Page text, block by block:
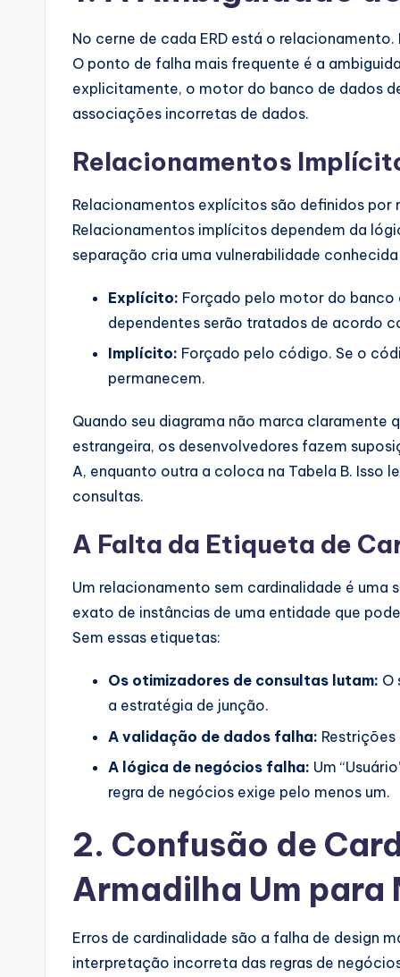
si
No cerne de cada ERD está o
O ponto de falha mais frequente é a
explicitamente, o motor do banco de dados
associações incorretas de dados.
Relacionamentos
Relacionamentos explícitos são definidos por
Relacionamentos implícitos dependem da
separação cria uma vulnerabilidade
Explícito: Forçado pelo motor do banco
dependentes serão tratados de acordo
Implícito: Forçado pelo código. Se o
permanecem.
Quando seu diagrama não marca
estrangeira, os desenvolvedores fazem
A, enquanto outra a coloca na Tabela B. Isso
consultas.
A Falta da Etiqueta de
Um relacionamento sem cardinalidade é uma
exato de instâncias de uma entidade que
Sem essas etiquetas:
Os otimizadores de consultas lutam: O
a estratégia de junção.
A validação de dados falha:
A lógica de negócios falha: Um
regra de negócios exige pelo menos um.
2. Confusão de
Armadilha Um para
Erros de cardinalidade são a falha de design
interpretação incorreta das regras de